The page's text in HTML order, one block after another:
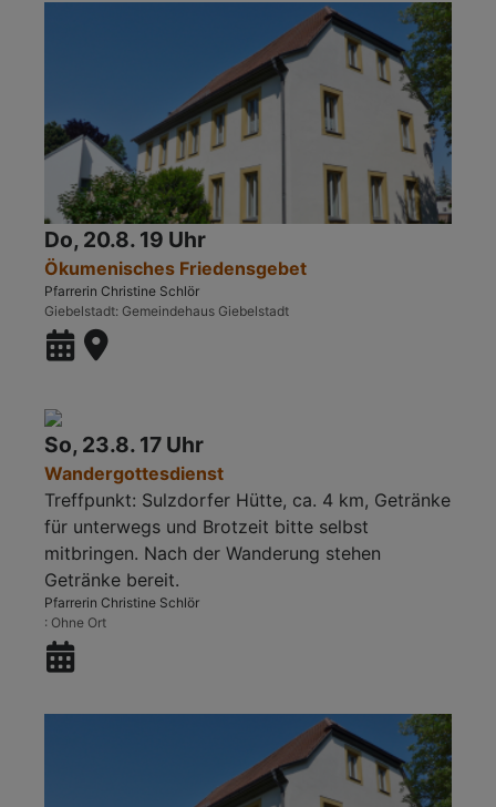
Do, 20.8. 19 Uhr
Ökumenisches Friedensgebet
Pfarrerin Christine Schlör
Giebelstadt Gemeindehaus Giebelstadt
So, 23.8. 17 Uhr
Wandergottesdienst
Treffpunkt: Sulzdorfer Hütte, ca. 4 km, Getränke
für unterwegs und Brotzeit bitte selbst
mitbringen. Nach der Wanderung stehen
Getränke bereit.
Pfarrerin Christine Schlör
Ohne Ort